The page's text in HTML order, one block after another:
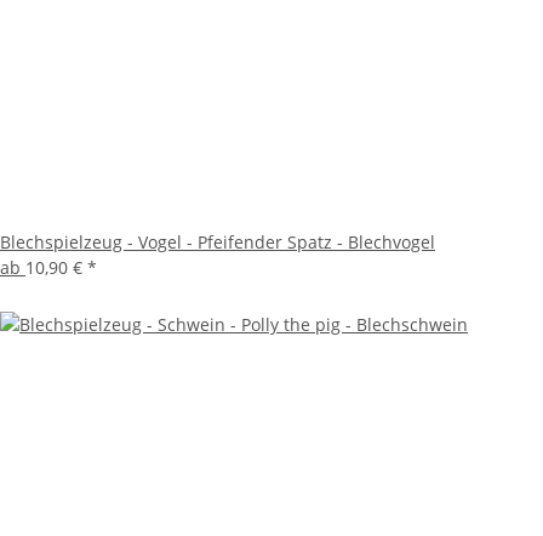
Blechspielzeug - Vogel - Pfeifender Spatz - Blechvogel
ab 10,90 € *